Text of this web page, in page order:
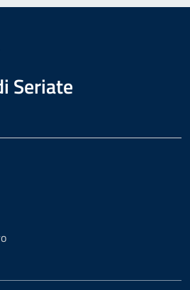
Seriate